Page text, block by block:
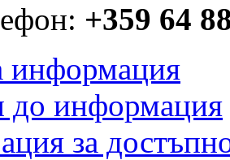
+359 64
информация
до информация
за